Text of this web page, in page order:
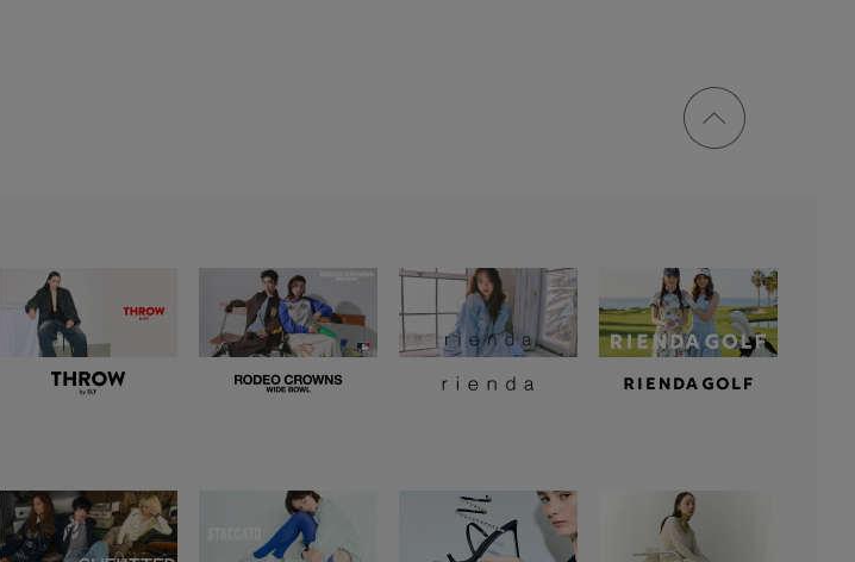
ページ
トップ